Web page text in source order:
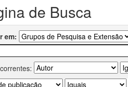
de Busca
em: